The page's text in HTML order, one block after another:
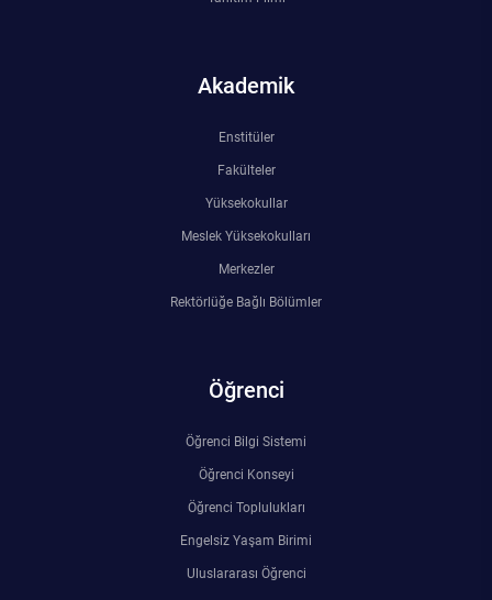
Akademik
Enstitüler
Fakülteler
Yüksekokullar
Meslek Yüksekokulları
Merkezler
Rektörlüğe Bağlı Bölümler
Öğrenci
Öğrenci Bilgi Sistemi
Öğrenci Konseyi
Öğrenci Toplulukları
Engelsiz Yaşam Birimi
Uluslararası Öğrenci